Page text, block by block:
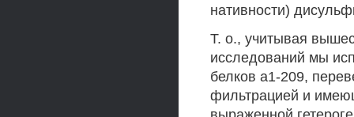
нативности)
Т. о., учитывая
исследований мы
белков а1-209,
фильтрацией и